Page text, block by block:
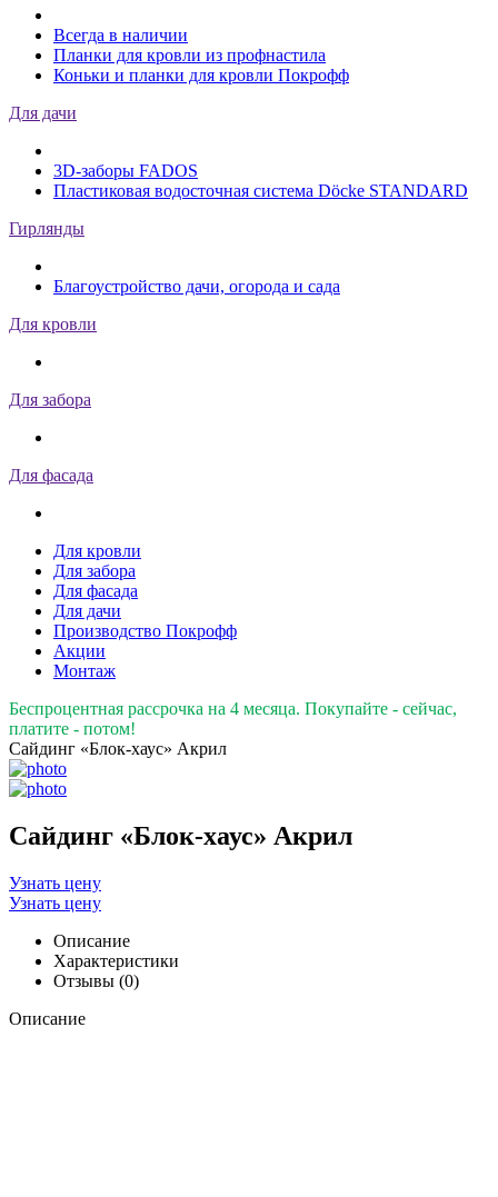
Всегда в наличии
Планки для кровли из профнастила
Коньки и планки для кровли Покрофф
Для дачи
3D-заборы FADOS
Пластиковая водосточная система Döcke STANDARD
Гирлянды
Благоустройство дачи, огорода и сада
Для кровли
Для забора
Для фасада
Для кровли
Для забора
Для фасада
Для дачи
Производство Покрофф
Акции
Монтаж
Беспроцентная рассрочка на 4 месяца. Покупайте - сейчас,
платите - потом!
Сайдинг «Блок-хаус» Акрил
Сайдинг «Блок-хаус» Акрил
Узнать цену
Узнать цену
Описание
Характеристики
Отзывы (0)
Описание